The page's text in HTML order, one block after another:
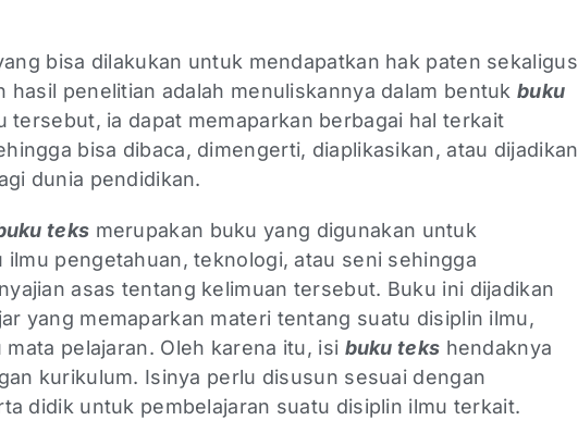
bisa dilakukan untuk mendapatkan hak paten sekaligus
hasil penelitian adalah menuliskannya dalam bentukbuku
tersebut, ia dapat memaparkan berbagai hal terkait
bisa dibaca, dimengerti, diaplikasikan, atau dijadikan
dunia pendidikan.
teks merupakan buku yang digunakan untuk
ilmu pengetahuan, teknologi, atau seni sehingga
asas tentang kelimuan tersebut. Buku ini dijadikan
yang memaparkan materi tentang suatu disiplin ilmu,
mata pelajaran. Oleh karena itu, isi buku teks hendaknya
kurikulum. Isinya perlu disusun sesuai dengan
didik untuk pembelajaran suatu disiplin ilmu terkait.